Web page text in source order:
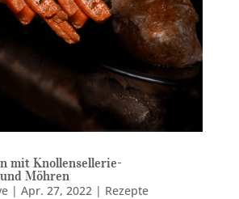
mit Knollensellerie-
Möhren
| Apr. 27, 2022 | Rezepte